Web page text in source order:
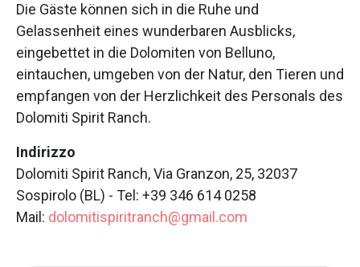
Die Gäste können sich in die Ruhe und
Gelassenheit eines wunderbaren Ausblicks,
eingebettet in die Dolomiten von Belluno,
eintauchen, umgeben von der Natur, den Tieren und
empfangen von der Herzlichkeit des Personals des
Dolomiti Spirit Ranch.
Indirizzo
Dolomiti Spirit Ranch, Via Granzon, 25, 32037
Sospirolo (BL) - Tel: +39 346 614 0258
Mail: dolomitispiritranch@gmail.com